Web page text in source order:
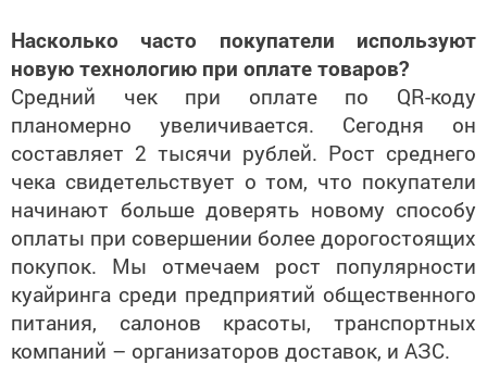
Насколько часто покупатели используют
новую технологию при оплате товаров?
Средний чек при оплате по QR-коду
планомерно увеличивается. Сегодня он
составляет 2 тысячи рублей. Рост среднего
чека свидетельствует о том, что покупатели
начинают больше доверять новому способу
оплаты при совершении более дорогостоящих
покупок. Мы отмечаем рост популярности
куайринга среди предприятий общественного
питания, салонов красоты, транспортных
компаний – организаторов доставок, и АЗС.